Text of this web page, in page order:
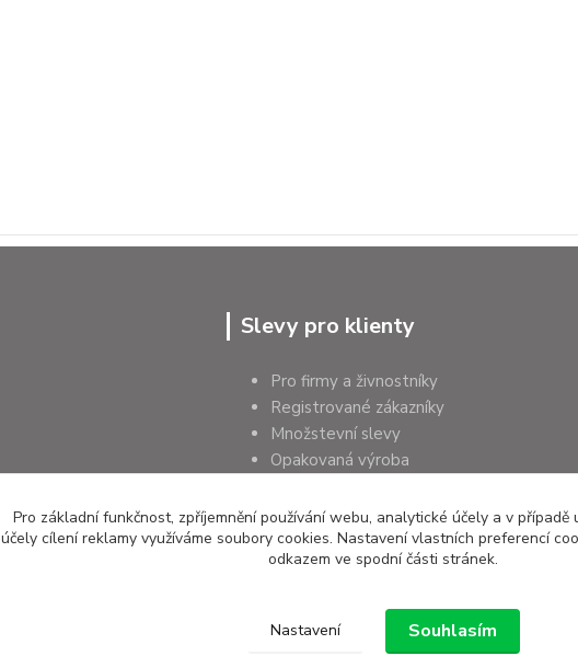
Slevy pro klienty
Pro firmy a živnostníky
Registrované zákazníky
Množstevní slevy
Opakovaná výroba
Pro základní funkčnost, zpříjemnění používání webu, analytické účely a v
účely cílení reklamy využíváme soubory cookies. Nastavení vlastních preferencí
odkazem ve spodní části stránek.
Nastavení Souhlasím